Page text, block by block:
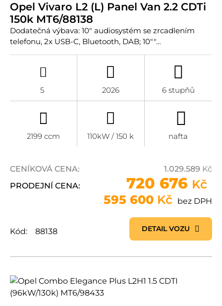
Opel Vivaro L2 (L) Panel Van 2.2 CDTi
150k MT6/88138
Dodatečná výbava: 10" audiosystém se zrcadlením
telefonu, 2x USB-C, Bluetooth, DAB; 10""…
5 2026 6 stupňů
2199 ccm 110kW / 150 k nafta
CENÍKOVÁ CENA: 1.029.589 Kč
PRODEJNÍ CENA:
720 676 Kč
595 600 Kč bez DPH
Kód: 88138 DETAIL VOZU